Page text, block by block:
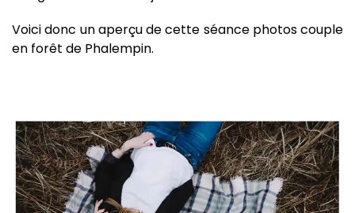
Voici donc un aperçu de cette séance photos couple
en forêt de Phalempin.